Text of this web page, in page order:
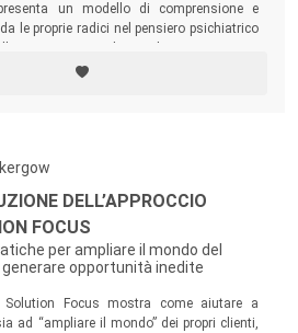
un modello di comprensione e
le proprie radici nel pensiero psichiatrico
dati della ricerca empirica in psicoterapia.
DELL’APPROCCIO
FOCUS
per ampliare il mondo del
opportunità inedite
Solution Focus mostra come aiutare a
ad “ampliare il mondo” dei propri clienti,